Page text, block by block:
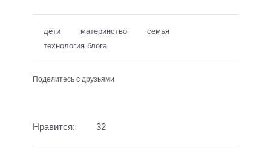
дети материнство
семья
технология блога
Поделитесь с друзьями
Нравится: 32